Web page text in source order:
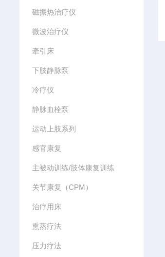
磁振热治疗仪
微波治疗仪
牵引床
下肢静脉泵
冷疗仪
静脉血栓泵
运动上肢系列
感官康复
主被动训练/肢体康复训练
关节康复（CPM）
治疗用床
熏蒸疗法
压力疗法